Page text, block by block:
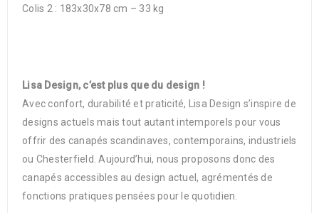
Colis 2 : 183x30x78 cm – 33 kg
Lisa Design, c’est plus que du design !
Avec confort, durabilité et praticité, Lisa Design s’inspire de
designs actuels mais tout autant intemporels pour vous
offrir des canapés scandinaves, contemporains, industriels
ou Chesterfield. Aujourd’hui, nous proposons donc des
canapés accessibles au design actuel, agrémentés de
fonctions pratiques pensées pour le quotidien.